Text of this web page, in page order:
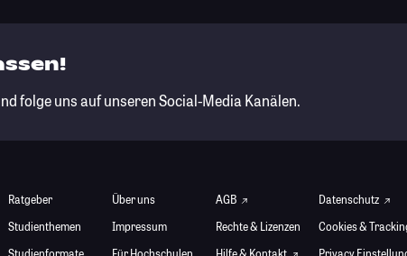
folge uns auf unseren Social-Media Kanälen.
Ratgeber
Studienthemen
Studienformate
Über uns
Impressum
Für Hochschulen
AGB
Rechte & Lizenzen
Hilfe & Kontakt
Datenschutz
Cookies &
Privacy